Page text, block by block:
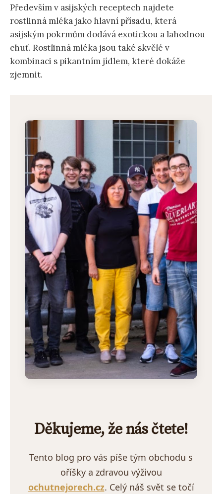
Především v asijských receptech najdete
rostlinná mléka jako hlavní přísadu, která
asijským pokrmům dodává exotickou a lahodnou
chuť. Rostlinná mléka jsou také skvělé v
kombinaci s pikantním jídlem, které dokáže
zjemnit.
Děkujeme, že nás čtete!
Tento blog pro vás píše tým obchodu s
oříšky a zdravou výživou
ochutnejorech.cz. Celý náš svět se točí